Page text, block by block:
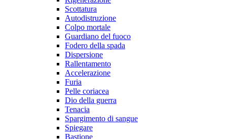
Scottatura
Autodistruzione
Colpo mortale
Guardiano del fuoco
Fodero della spada
Dispersione
Rallentamento
Accelerazione
Furia
Pelle coriacea
Dio della guerra
Tenacia
Spargimento di sangue
Spiegare
Bastione